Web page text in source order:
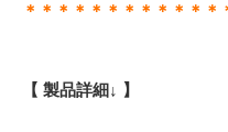
＊＊＊＊＊＊＊＊＊＊＊＊
【 製品詳細↓ 】